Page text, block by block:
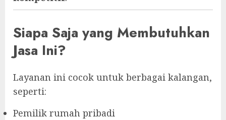
Siapa Saja yang Membutuhkan
Jasa Ini?
Layanan ini cocok untuk berbagai kalangan,
seperti:
Pemilik rumah pribadi